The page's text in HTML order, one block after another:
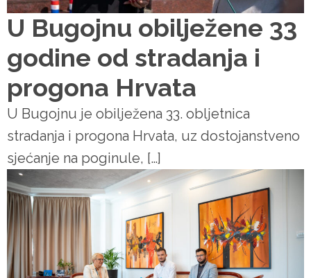
U Bugojnu obilježene 33
godine od stradanja i
progona Hrvata
U Bugojnu je obilježena 33. obljetnica
stradanja i progona Hrvata, uz dostojanstveno
sjećanje na poginule, […]